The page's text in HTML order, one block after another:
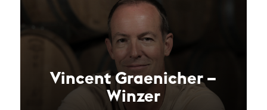
Vincent Graenicher –
Winzer